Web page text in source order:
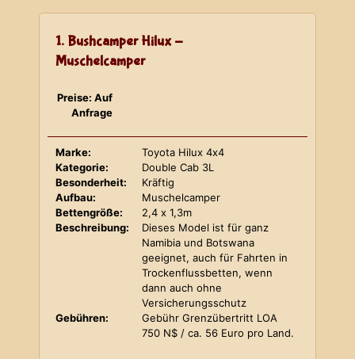
1. Bushcamper Hilux -
Muschelcamper
Preise: Auf
Anfrage
Marke:
Toyota Hilux 4x4
Kategorie:
Double Cab 3L
Besonderheit:
Kräftig
Aufbau:
Muschelcamper
Bettengröße:
2,4 x 1,3m
Beschreibung:
Dieses Model ist für ganz
Namibia und Botswana
geeignet, auch für Fahrten in
Trockenflussbetten, wenn
dann auch ohne
Versicherungsschutz
Gebühren:
Gebühr Grenzübertritt LOA
750 N$ / ca. 56 Euro pro Land.